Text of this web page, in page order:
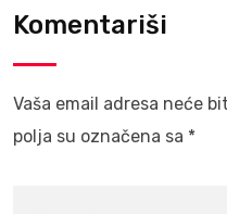
Komentariši
Vaša email adresa neće
polja su označena sa *